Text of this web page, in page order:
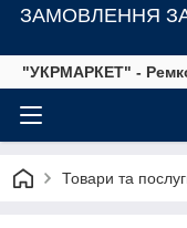
ЗАМОВЛЕННЯ
"УКРМАРКЕТ" -
Товари та